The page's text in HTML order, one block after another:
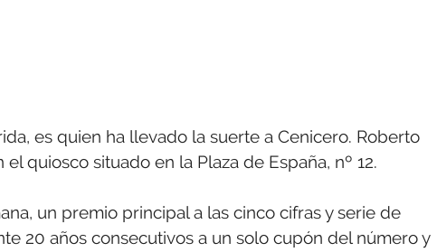
es quien ha llevado la suerte a Cenicero. Roberto
quiosco situado en la Plaza de España, nº 12.
un premio principal a las cinco cifras y serie de
20 años consecutivos a un solo cupón del número y